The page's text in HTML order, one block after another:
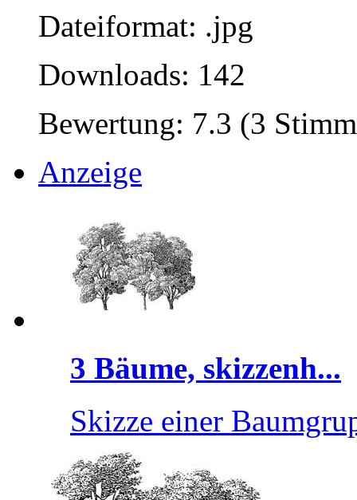
Dateiformat: .jpg
Downloads: 142
Bewertung: 7.3 (3
Anzeige
3 Bäume, skizzenh...
Skizze einer